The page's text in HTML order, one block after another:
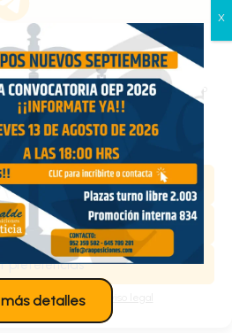
el consentimiento
terceros para analizar el tráfico en nuestro
Puede aceptar todas las cookies,
o rechazarlas.
Aceptar
Denegar
preferencias
Política de privacidad
de acuerdo» para activar
Google maps
de cookies
de acuerdo
detalles